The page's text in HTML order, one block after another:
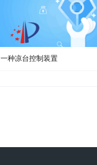
一种凉台控制装置